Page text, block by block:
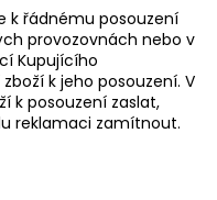
k řádnému posouzení
provozovnách nebo v
Kupujícího
k jeho posouzení. V
k posouzení zaslat,
reklamaci zamítnout.